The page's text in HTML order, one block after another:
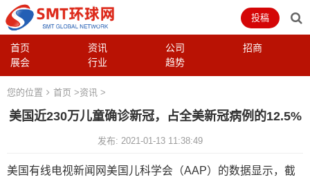
首页 资讯 公司
招商
展会
行业 趋势
投稿
您的位置 首页 >资讯 >
美国近230万儿童确诊新冠，占全美新冠病例的12.5%
发布: 2021-01-13 11:38:49
美国有线电视新闻网美国儿科学会（AAP）的数据显示，截